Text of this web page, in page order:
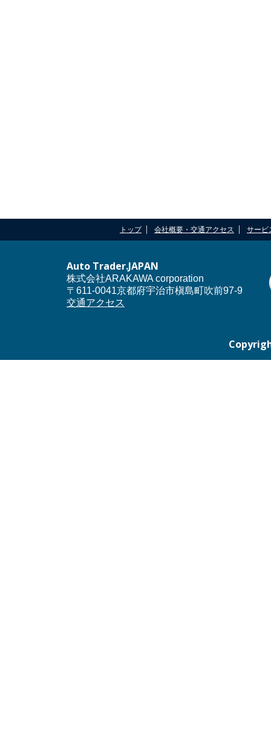
トップ 会社概要・交通アクセス サービ
Auto Trader.JAPAN
株式会社ARAKAWA corporation
〒611-0041京都府宇治市槇島町吹前97-9
交通アクセス